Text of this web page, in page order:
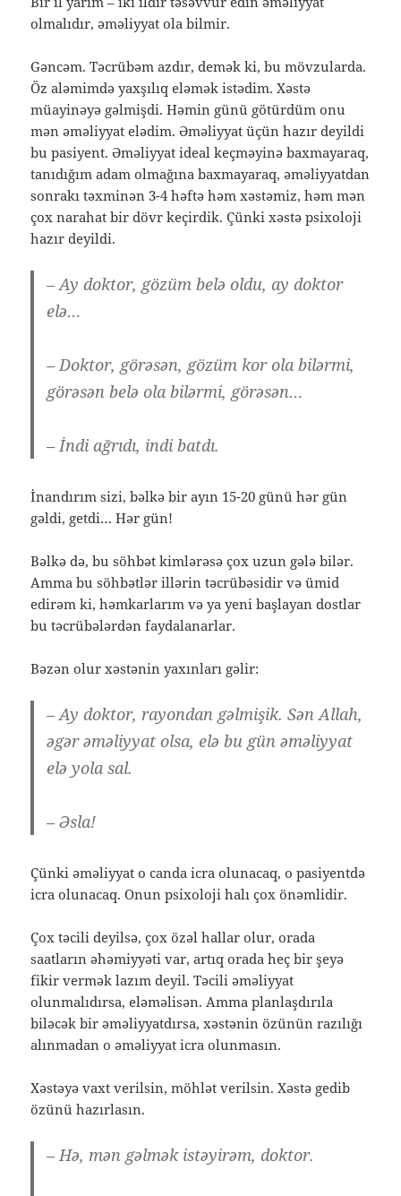
olmalıdır, əməliyyat ola bilmir.
Gəncəm. Təcrübəm azdır, demək ki, bu mövzularda.
Öz aləmimdə yaxşılıq eləmək istədim. Xəstə
müayinəyə gəlmişdi. Həmin günü götürdüm onu
mən əməliyyat elədim. Əməliyyat üçün hazır deyildi
bu pasiyent. Əməliyyat ideal keçməyinə baxmayaraq,
tanıdığım adam olmağına baxmayaraq, əməliyyatdan
sonrakı təxminən 3-4 həftə həm xəstəmiz, həm mən
çox narahat bir dövr keçirdik. Çünki xəstə psixoloji
hazır deyildi.
– Ay doktor, gözüm belə oldu, ay doktor
elə…
– Doktor, görəsən, gözüm kor ola bilərmi,
görəsən belə ola bilərmi, görəsən…
– İndi ağrıdı, indi batdı.
İnandırım sizi, bəlkə bir ayın 15-20 günü hər gün
gəldi, getdi… Hər gün!
Bəlkə də, bu söhbət kimlərəsə çox uzun gələ bilər.
Amma bu söhbətlər illərin təcrübəsidir və ümid
edirəm ki, həmkarlarım və ya yeni başlayan dostlar
bu təcrübələrdən faydalanarlar.
Bəzən olur xəstənin yaxınları gəlir:
– Ay doktor, rayondan gəlmişik. Sən Allah,
əgər əməliyyat olsa, elə bu gün əməliyyat
elə yola sal.
– Əsla!
Çünki əməliyyat o canda icra olunacaq, o pasiyentdə
icra olunacaq. Onun psixoloji halı çox önəmlidir.
Çox təcili deyilsə, çox özəl hallar olur, orada
saatların əhəmiyyəti var, artıq orada heç bir şeyə
fikir vermək lazım deyil. Təcili əməliyyat
olunmalıdırsa, eləməlisən. Amma planlaşdırıla
biləcək bir əməliyyatdırsa, xəstənin özünün razılığı
alınmadan o əməliyyat icra olunmasın.
Xəstəyə vaxt verilsin, möhlət verilsin. Xəstə gedib
özünü hazırlasın.
– Hə, mən gəlmək istəyirəm, doktor.